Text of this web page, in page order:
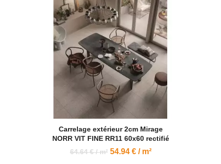
Carrelage extérieur 2cm Mirage
NORR VIT FINE RR11 60x60 rectifié
64.64 € / m² 54.94 € / m²